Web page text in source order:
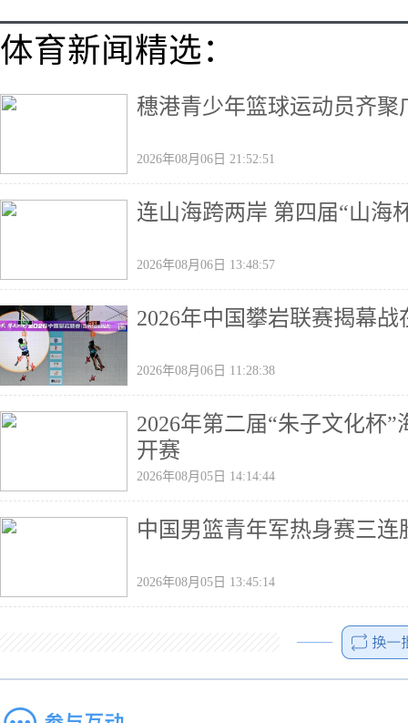
体育新闻精选：
穗港青少年篮球运动员齐聚
2026年08月06日 21:52:51
连山海跨两岸 第四届“山海
2026年08月06日 13:48:57
2026年中国攀岩联赛揭幕
2026年08月06日 11:28:38
2026年第二届“朱子文化杯
开赛
2026年08月05日 14:14:44
中国男篮青年军热身赛三
2026年08月05日 13:45:14